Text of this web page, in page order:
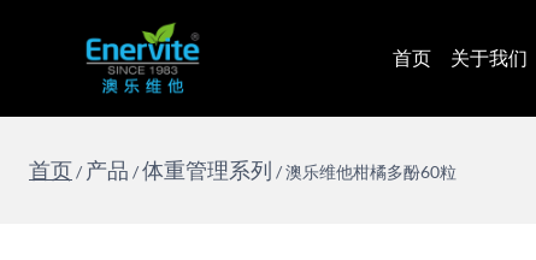
容
首页 关于我们
首页/ 产品 /体重管理系列 /澳乐维他柑橘多酚60粒